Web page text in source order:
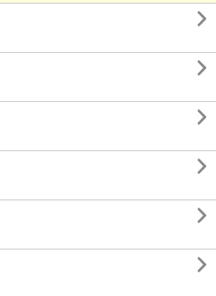





